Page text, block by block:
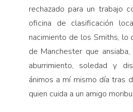
rechazado para un trabajo
oficina de clasificación
nacimiento de los Smiths, lo
de Manchester que
aburrimiento, soledad y
ánimos a mí mismo día tras
quien cuida a un amigo